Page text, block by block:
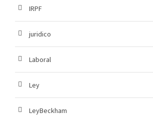
IRPF
juridico
Laboral
Ley
LeyBeckham